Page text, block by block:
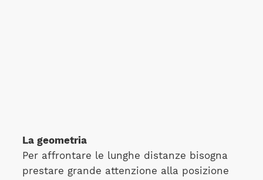
La geometria
Per affrontare le lunghe distanze bisogna
prestare grande attenzione alla posizione